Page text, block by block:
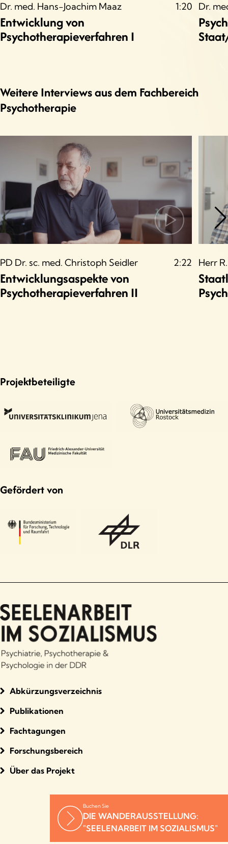
Dr. med. Hans-Joachim Maaz 1:20
Entwicklung von
Psychotherapieverfahren I
Dr.
Weitere Interviews aus dem Fachbereich
Psychotherapie
PD Dr. sc. med. Christoph Seidler 2:22
Entwicklungsaspekte von
Psychotherapieverfahren II
Herr R.
Projektbeteiligte
Gefördert von
Abkürzungsverzeichnis
Publikationen
Fachtagungen
Forschungsbereich
Über das Projekt
Buchen Sie
DIE WANDERAUSSTELLUNG:
"SEELENARBEIT IM SOZIALISMUS"